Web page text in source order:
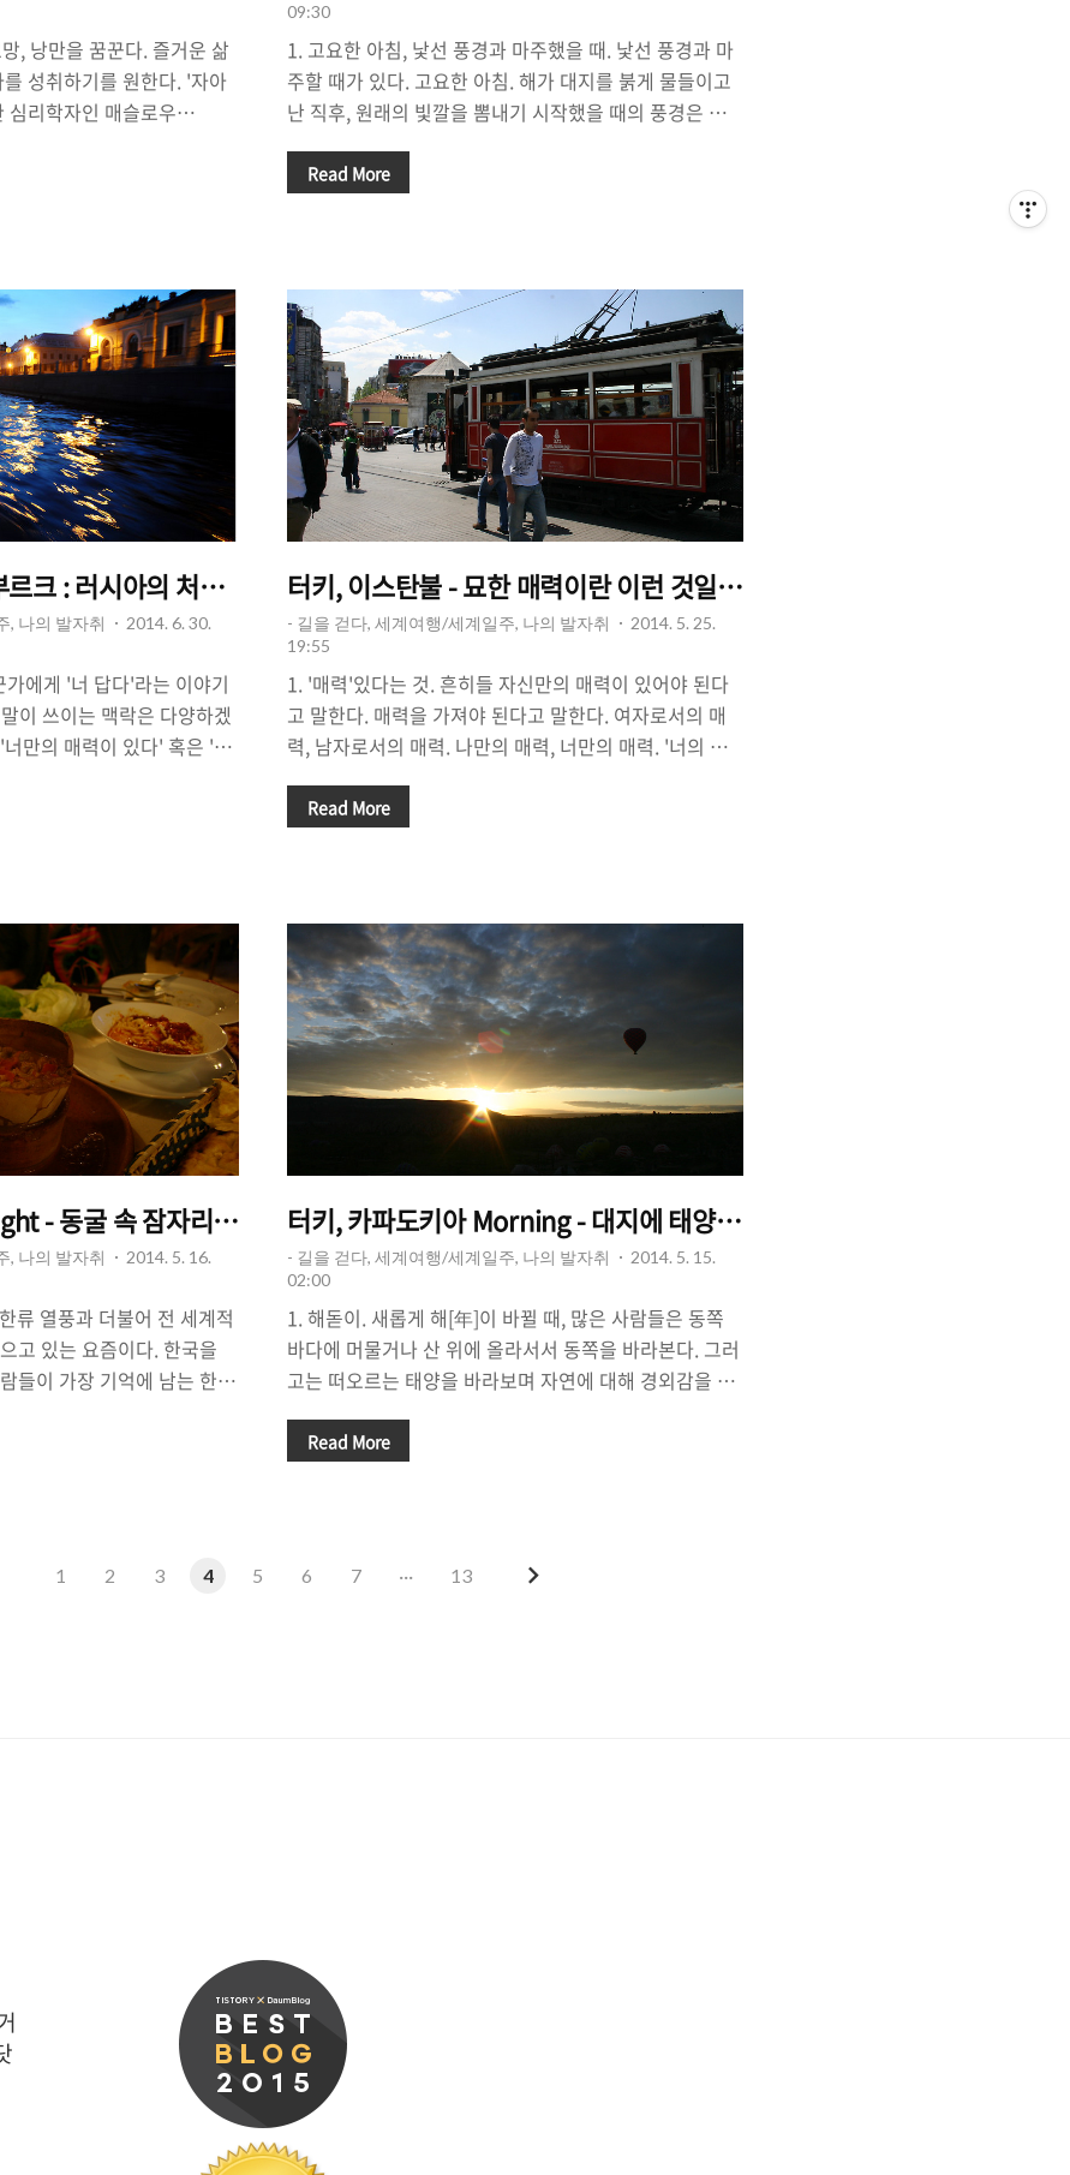
, 낭만을 꿈꾼다. 즐거운 삶
성취하기를 원한다. '자아
심리학자인 매슬로우
렀다. 우리가 생각하는 '로
면, 괜히 마음이 설렌다. 많
바로 '시베리아 횡단열차'를
르는 것이다. 그러면서 중간
에 들르는 것. 시베리아
09:30
1. 고요한 아침, 낯선 풍경과 마주했을 때. 낯선 풍경과 마
주할 때가 있다. 고요한 아침. 해가 대지를 붉게 물들이고
난 직후, 원래의 빛깔을 뽐내기 시작했을 때의 풍경은 우
가 뜰 때, 우리가 서 있는 대지의 색상은 수 십, 수 백 가지
리는 집 앞의 풍경을 너무나도 익숙하게 느끼기 때문에 오
히려, 그것이 서서히 바뀌는 것을 알아차리지 못한다. 어
느 순간, 나무를 바라보면 나뭇잎이 떨어지고 있고. 어느
순간, 나무를 바라보면 새싹이 돋아나고 있는. 그런 단절
된 풍경만을 보게 된다..
Read More
크 : 러시아의 처음 혹은 끝일 수도 있는 곳.
, 나의 발자취
2014. 6. 30.
에게 '너 답다'라는 이야기
이 쓰이는 맥락은 다양하겠
만의 매력이 있다' 혹은 '너
소와 마주친다. 거대한 도
역사와 개성을 몰살시키는
특별한 경우를 제외하고는
머무르지 않는다. 여행자들
. "너 답다"라는 말을 할 수
터키, 이스탄불 - 묘한 매력이란 이런 것일까?
- 길을 걷다, 세계여행/세계일주, 나의 발자취
2014. 5. 25.
19:55
1. '매력'있다는 것. 흔히들 자신만의 매력이 있어야 된다
고 말한다. 매력을 가져야 된다고 말한다. 여자로서의 매
력, 남자로서의 매력. 나만의 매력, 너만의 매력. '너의 매
어렵다. 그 이유는 매력의 판단 기준이 모호하다는 것 때
사람에게서는 느낄 수 없었던 것. 매력이라는 것은 밋밋함
도 아니고 부조화도 아니다. 여행을 하다보면 '매력적인
장소'를 자주 접하게 된다. 내가 평소에 접할 수 없던 풍경
이 펼쳐져 있지만, 친근감이 느껴지면서 그곳에 오래 머물
고 싶다는 생각이 든다..
Read More
- 동굴 속 잠자리에 들기 전.
, 나의 발자취
2014. 5. 16.
류 열풍과 더불어 전 세계적
고 있는 요즘이다. 한국을
들이 가장 기억에 남는 한국
나서 살아가는 사람들의 입
을 하기도 한다. 한국 음식
터키, 카파도키아 Morning - 대지에 태양이 드리울 때.
- 길을 걷다, 세계여행/세계일주, 나의 발자취
2014. 5. 15.
02:00
1. 해돋이. 새롭게 해[年]이 바뀔 때, 많은 사람들은 동쪽
바다에 머물거나 산 위에 올라서서 동쪽을 바라본다. 그러
고는 떠오르는 태양을 바라보며 자연에 대해 경외감을 느
들도 더러 있기는 하지만, 떠오르는 태양은 우리의 생각을
찬가지로 빛의 산란에 의해서 하늘의 색깔도 시시각각 변
Read More
1 2 3 4 5 6 7 ··· 13
다